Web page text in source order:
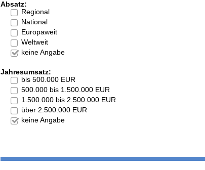
Absatz:
Regional
National
Europaweit
Weltweit
keine Angabe
Jahresumsatz:
bis 500.000 EUR
500.000 bis 1.500.000 EUR
1.500.000 bis 2.500.000 EUR
über 2.500.000 EUR
keine Angabe